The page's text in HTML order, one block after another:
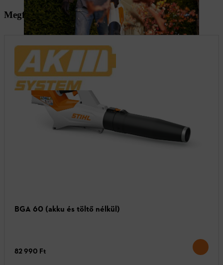
Megfelelő segédeszközök az ápolt őszi gyephez
BGA 60 (akku és töltő nélkül)
82 990 Ft